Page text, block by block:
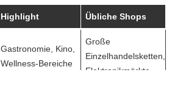
Highlight Übliche Shops
Gastronomie, Kino,
Wellness-Bereiche
Große
Einzelhandelsketten,
Elektronikmärkte